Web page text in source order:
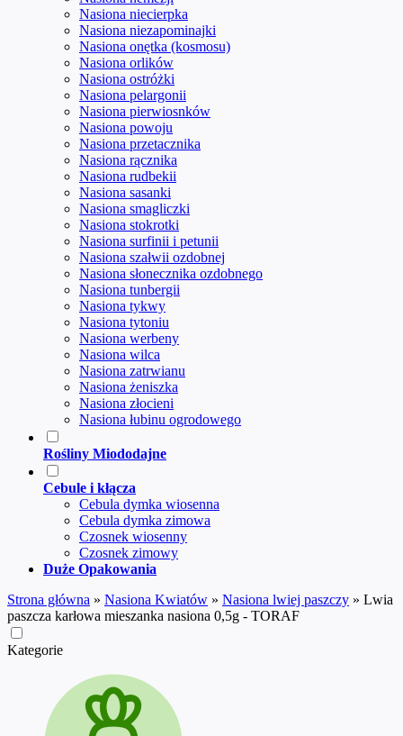
Nasiona niecierpka
Nasiona niezapominajki
Nasiona onętka (kosmosu)
Nasiona orlików
Nasiona ostróżki
Nasiona pelargonii
Nasiona pierwiosnków
Nasiona powoju
Nasiona przetacznika
Nasiona rącznika
Nasiona rudbekii
Nasiona sasanki
Nasiona smagliczki
Nasiona stokrotki
Nasiona surfinii i petunii
Nasiona szałwii ozdobnej
Nasiona słonecznika ozdobnego
Nasiona tunbergii
Nasiona tykwy
Nasiona tytoniu
Nasiona werbeny
Nasiona wilca
Nasiona zatrwianu
Nasiona żeniszka
Nasiona złocieni
Nasiona łubinu ogrodowego
Rośliny Miododajne
Cebule i kłącza
Cebula dymka wiosenna
Cebula dymka zimowa
Czosnek wiosenny
Czosnek zimowy
Duże Opakowania
Strona główna » Nasiona Kwiatów » Nasiona lwiej paszczy » Lwia
paszcza karłowa mieszanka nasiona 0,5g - TORAF
Kategorie